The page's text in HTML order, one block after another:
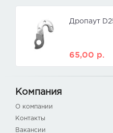
Дропаут
65,00 р.
Компания
О компании
Контакты
Вакансии